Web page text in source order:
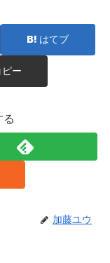
はてブ
ピー
る
加藤ユウ